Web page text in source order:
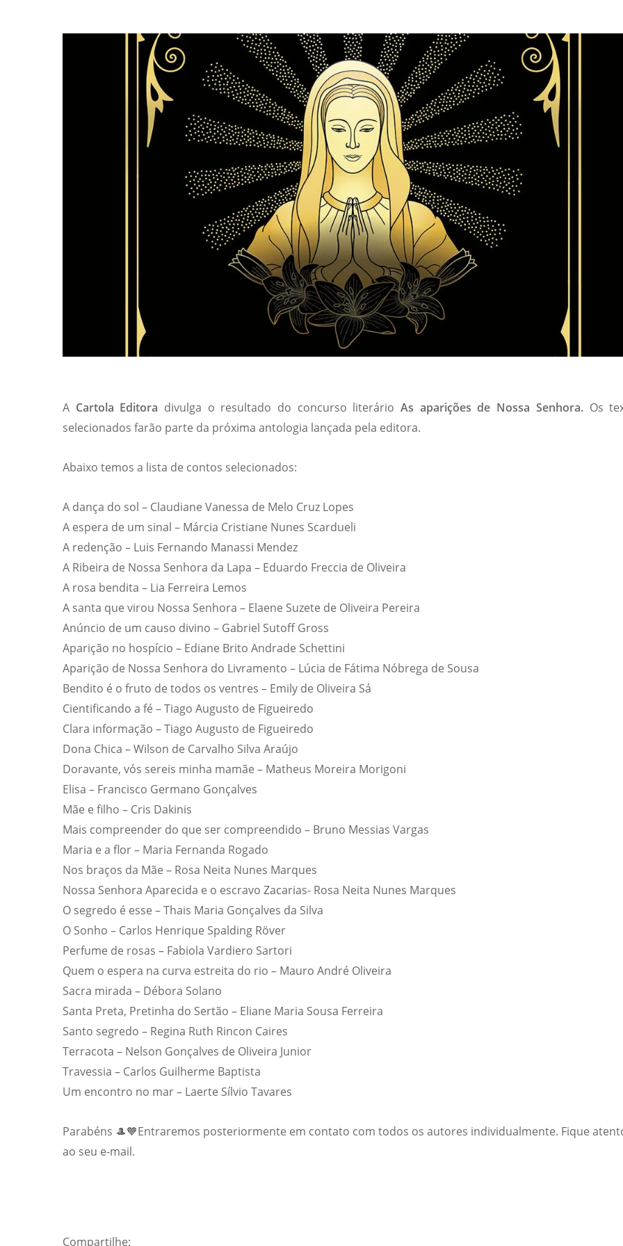
A Cartola Editora divulga o resultado do concurso literárioAs aparições de Nossa Senhora.Os
selecionados farão parte da próxima antologia lançada pela editora.
Abaixo temos a lista de contos selecionados:
A dança do sol – Claudiane Vanessa de Melo Cruz Lopes
A espera de um sinal – Márcia Cristiane Nunes Scardueli
A redenção – Luis Fernando Manassi Mendez
A Ribeira de Nossa Senhora da Lapa – Eduardo Freccia de Oliveira
A rosa bendita – Lia Ferreira Lemos
A santa que virou Nossa Senhora – Elaene Suzete de Oliveira Pereira
Anúncio de um causo divino – Gabriel Sutoff Gross
Aparição no hospício – Ediane Brito Andrade Schettini
Aparição de Nossa Senhora do Livramento – Lúcia de Fátima Nóbrega de Sousa
Bendito é o fruto de todos os ventres – Emily de Oliveira Sá
Cientificando a fé – Tiago Augusto de Figueiredo
Clara informação – Tiago Augusto de Figueiredo
Dona Chica – Wilson de Carvalho Silva Araújo
Doravante, vós sereis minha mamãe – Matheus Moreira Morigoni
Elisa – Francisco Germano Gonçalves
Mãe e filho – Cris Dakinis
Mais compreender do que ser compreendido – Bruno Messias Vargas
Maria e a flor – Maria Fernanda Rogado
Nos braços da Mãe – Rosa Neita Nunes Marques
Nossa Senhora Aparecida e o escravo Zacarias- Rosa Neita Nunes Marques
O segredo é esse – Thais Maria Gonçalves da Silva
O Sonho – Carlos Henrique Spalding Röver
Perfume de rosas – Fabiola Vardiero Sartori
Quem o espera na curva estreita do rio – Mauro André Oliveira
Sacra mirada – Débora Solano
Santa Preta, Pretinha do Sertão – Eliane Maria Sousa Ferreira
Santo segredo – Regina Ruth Rincon Caires
Terracota – Nelson Gonçalves de Oliveira Junior
Travessia – Carlos Guilherme Baptista
Um encontro no mar – Laerte Sílvio Tavares
Parabéns 🎩🧡Entraremos posteriormente em contato com todos os autores individualmente. Fique
ao seu e-mail.
Compartilhe: